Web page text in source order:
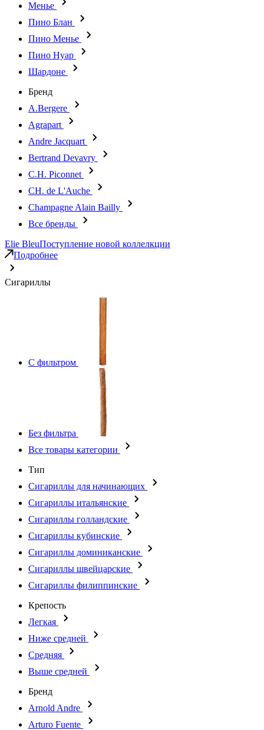
Менье
Пино Блан
Пино Менье
Пино Нуар
Шардоне
Бренд
A.Bergere
Agrapart
Andre Jacquart
Bertrand Devavry
C.H. Piconnet
CH. de L'Auche
Champagne Alain Bailly
Все бренды
Elie BleuПоступление новой коллелкции
Подробнее
Сигариллы
С фильтром
Без фильтра
Все товары категории
Тип
Сигариллы для начинающих
Сигариллы итальянские
Сигариллы голландские
Сигариллы кубинские
Сигариллы доминиканские
Сигариллы швейцарские
Сигариллы филиппинские
Крепость
Легкая
Ниже средней
Средняя
Выше средней
Бренд
Arnold Andre
Arturo Fuente